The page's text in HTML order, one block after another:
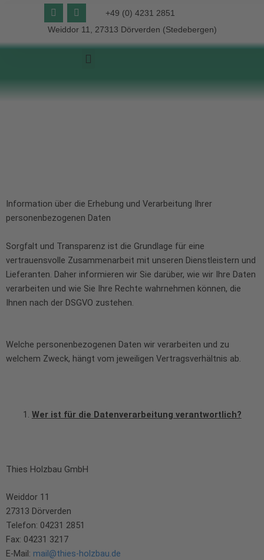
F
a
c
e
b
I
n
s
t
a
Weiddor 11, 27313 Dörverden (Stedebergen)
+49 (0) 4231 2851
Jetzt Kontaktieren
Information über die Erhebung und Verarbeitung Ihrer
personenbezogenen Daten
Sorgfalt und Transparenz ist die Grundlage für eine
vertrauensvolle Zusammenarbeit mit unseren Dienstleistern und
Lieferanten. Daher informieren wir Sie darüber, wie wir Ihre Daten
verarbeiten und wie Sie Ihre Rechte wahrnehmen können, die
Ihnen nach der DSGVO zustehen.
Welche personenbezogenen Daten wir verarbeiten und zu
welchem Zweck, hängt vom jeweiligen Vertragsverhältnis ab.
Wer ist für die Datenverarbeitung verantwortlich?
Thies Holzbau GmbH
Weiddor 11
27313 Dörverden
Telefon: 04231 2851
Fax: 04231 3217
E-Mail: mail@thies-holzbau.de